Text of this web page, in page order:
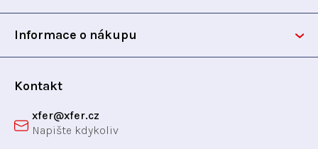
Informace o nákupu
Kontakt
xfer@xfer.cz